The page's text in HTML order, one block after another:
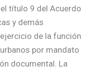
título 9 del Acuerdo
y demás
de la función
por mandato
documental. La